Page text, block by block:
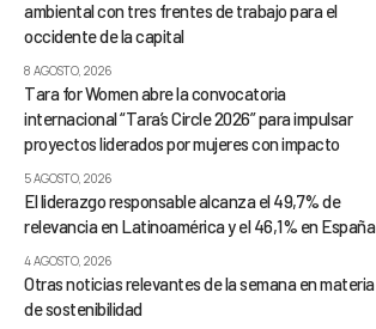
ambiental con tres frentes de trabajo para el
occidente de la capital
8 AGOSTO, 2026
Tara for Women abre la convocatoria
internacional “Tara’s Circle 2026” para impulsar
proyectos liderados por mujeres con impacto
5 AGOSTO, 2026
El liderazgo responsable alcanza el 49,7% de
relevancia en Latinoamérica y el 46,1% en España
4 AGOSTO, 2026
Otras noticias relevantes de la semana en materia
de sostenibilidad